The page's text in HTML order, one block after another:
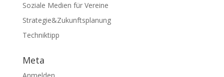
Soziale Medien für Vereine
Strategie&Zukunftsplanung
Techniktipp
Meta